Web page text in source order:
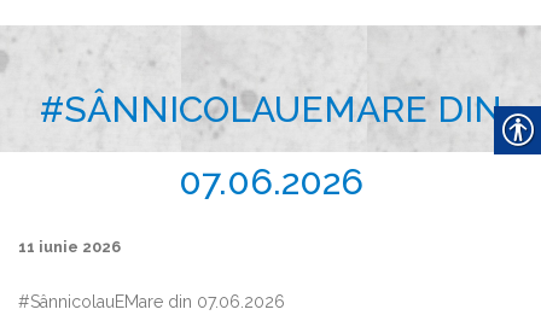
:
#SÂNNICOLAUEMARE DIN
07.06.2026
11 iunie 2026
#SânnicolauEMare din 07.06.2026